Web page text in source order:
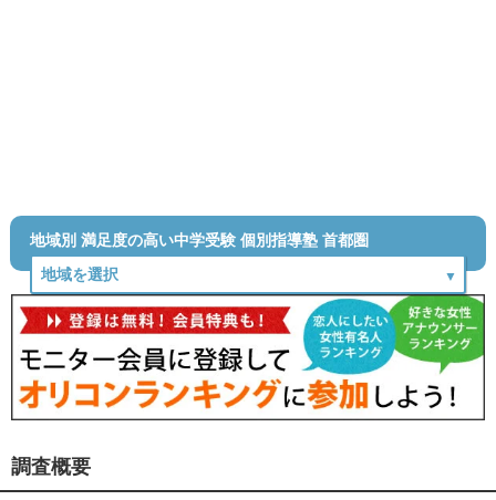
地域別 満足度の高い中学受験 個別指導塾 首都圏
調査概要